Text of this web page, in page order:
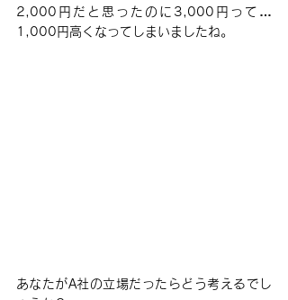
2,000円だと思ったのに3,000円って…
1,000円高くなってしまいましたね。
あなたがA社の立場だったらどう考えるでし